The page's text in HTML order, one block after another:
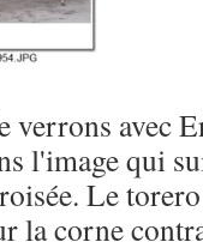
verrons avec
l'image qui
Le
la corne